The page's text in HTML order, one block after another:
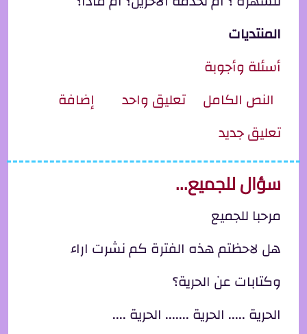
المنتديات
أسئلة وأجوبة
النص الكامل ِل ما فائدة رعاية منتج ما؟
تعليق واحد
إضافة
تعليق جديد
سؤال للجميع...
مرحبا للجميع
هل لاحظتم هذه الفترة كم نشرت اراء
وكتابات عن الحرية؟
الحرية ..... الحرية ....... الحرية ....